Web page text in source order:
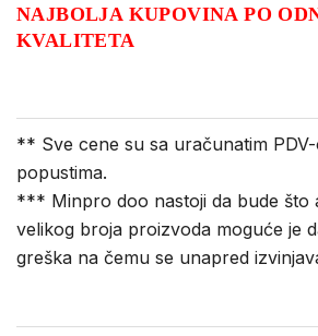
NAJBOLJA KUPOVINA PO
KVALITETA
** Sve cene su sa uračunatim
popustima.
*** Minpro doo nastoji da bude što
velikog broja proizvoda moguće je
greška na čemu se unapred